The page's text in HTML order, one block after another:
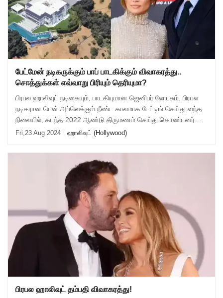
பேட்மேன் நடிகருக்கும் பாப் பாடகிக்கும் விவாகரத்து..
சொத்துக்கள் எவ்வாறு பிரியும் தெரியுமா?
பிரபல ஹாலிவுட் நடிகையும், பாடகியுமான ஜெனிபர் லோபசும், பிரபல
நடிகரான பென் அப்லெக்கும் நீண்ட காலமாக டேட்டிங் செய்து வந்த
நிலையில், கடந்த 2022 ஆண்டு திருமணம் செய்து கொண்டனர்.
அவர்கள் ஹாலிவுட்டின் நட்சத்
Fri,23 Aug 2024 ஹாலிவுட் (Hollywood)
பிரபல ஹாலிவுட் தம்பதி விவாகரத்து!